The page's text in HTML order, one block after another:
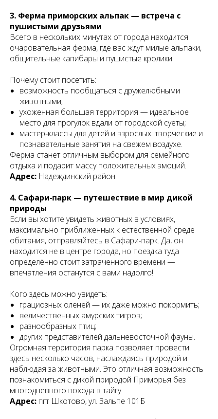
3. Ферма приморских альпак — встреча с
пушистыми друзьями
Всего в нескольких минутах от города находится
очаровательная ферма, где вас ждут милые альпаки,
общительные капибары и пушистые кролики.
Почему стоит посетить:
возможность пообщаться с дружелюбными
животными;
ухоженная большая территория — идеальное
место для прогулок вдали от городской суеты;
мастер‑классы для детей и взрослых: творческие и
познавательные занятия на свежем воздухе.
Ферма станет отличным выбором для семейного
отдыха и подарит массу положительных эмоций.
Адрес: Надеждинский район
4. Сафари‑парк — путешествие в мир дикой
природы
Если вы хотите увидеть животных в условиях,
максимально приближённых к естественной среде
обитания, отправляйтесь в Сафари‑парк. Да, он
находится не в центре города, но поездка туда
определённо стоит затраченного времени —
впечатления останутся с вами надолго!
Кого здесь можно увидеть:
грациозных оленей — их даже можно покормить;
величественных амурских тигров;
разнообразных птиц;
других представителей дальневосточной фауны.
Огромная территория парка позволяет провести
здесь несколько часов, наслаждаясь природой и
наблюдая за животными. Это отличная возможность
познакомиться с дикой природой Приморья без
многодневного похода в тайгу.
Адрес: пгт Шкотово, ул. Зальпе 101Б